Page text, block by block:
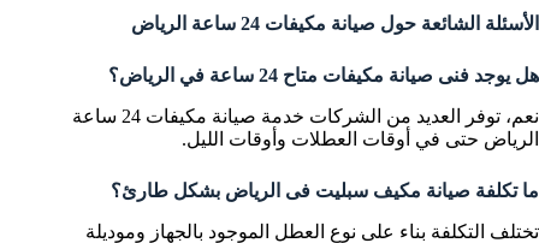
الأسئلة الشائعة حول صيانة مكيفات 24 ساعة الرياض
هل يوجد فنى صيانة مكيفات متاح 24 ساعة في الرياض؟
نعم، توفر العديد من الشركات خدمة صيانة مكيفات 24 ساعة
الرياض حتى في أوقات العطلات وأوقات الليل.
ما تكلفة صيانة مكيف سبليت فى الرياض بشكل طارئ؟
تختلف التكلفة بناء على نوع العطل الموجود بالجهاز وموديلة